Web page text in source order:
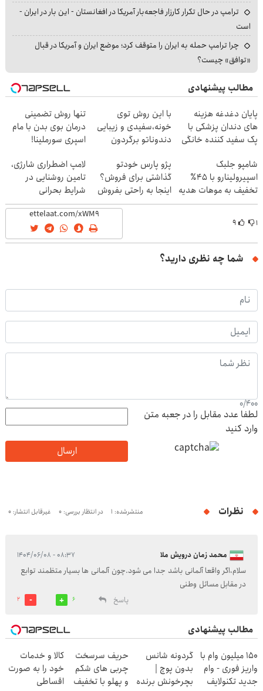
ترامپ در حال تکرار کارزار فاجعه‌بار آمریکا در افغانستان - این بار در ایران -
است
چرا ترامپ حمله به ایران را متوقف کرد؛ موضع ایران و آمریکا در قبال
«توافق» چیست؟
مطالب پیشنهادی
پایان دغدغه هزینه
های دندان پزشکی با
پک سفید کننده خانگی
با این روش توی
خونه،سفیدی و زیبایی
دندوناتو برگردون
تنها روش تضمینی
درمان بوی بدن با مام
اسپری سورملینا!
شامپو جلبک
اسپیرولینارو با ۴۵٪
تخفیف به موهات هدیه
بده
پژو پارس خودتو
گذاشتی برای فروش؟
اینجا به راحتی بفروش
لامپ اضطراری شارژی،
تامین روشنایی در
شرایط بحرانی
۱ ۹
شما چه نظری دارید؟
0/400
لطفا عدد مقابل را در جعبه متن
وارد کنید
ارسال
نظرات منتشرشده: 1 در انتظار بررسی: 0 غیرقابل انتشار: 0
محمد زمان درویش ملا ۰۸:۳۷ - ۱۴۰۴/۰۶/۰۸
سلام،اگر واقعا آلمانی باشد جدا می شود.چون آلمانی ها بسیار متظمند توابع
در مقابل مسائل وطنی
پاسخ
6
2
مطالب پیشنهادی
150 میلیون وام با
واریز فوری - وام
جدید تکنولایف
گردونه شانس
بدون پوچ |
بچرخونش برنده
حریف سرسخت
چربی های شکم
و پهلو با تخفیف
کالا و خدمات
خود را به صورت
اقساطی